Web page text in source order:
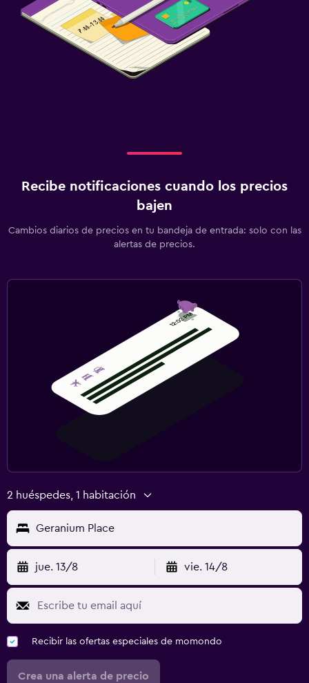
Recibe notificaciones cuando los precios
bajen
Cambios diarios de precios en tu bandeja de entrada: solo con las
alertas de precios.
2 huéspedes, 1 habitación
Geranium Place
jue. 13/8 vie. 14/8
Recibir las ofertas especiales de momondo
Crea una alerta de precio